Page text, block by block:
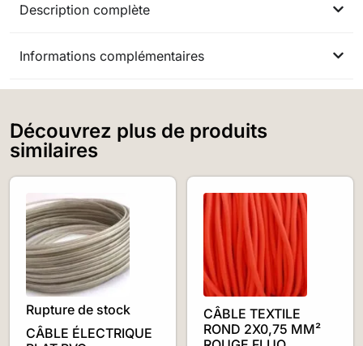
Description complète
Informations complémentaires
Découvrez plus de produits
similaires
Rupture de stock
CÂBLE ÉLECTRIQUE
CÂBLE TEXTILE
ROND 2X0,75 MM²